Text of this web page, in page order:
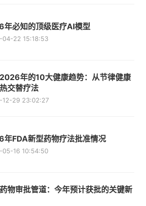
年必知的顶级医疗AI模型
04-22 15:18:53
年的10大健康趋势：从节律健康
交替疗法
12-29 23:02:27
年FDA新型药物疗法批准情况
05-16 10:54:50
物审批管道：今年预计获批的关键新